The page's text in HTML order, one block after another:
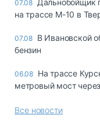
07.08 Дальнобойщик
на трассе М-10 в
07.08 В Ивановской
бензин
06.08 На трассе
метровый мост
Все новости